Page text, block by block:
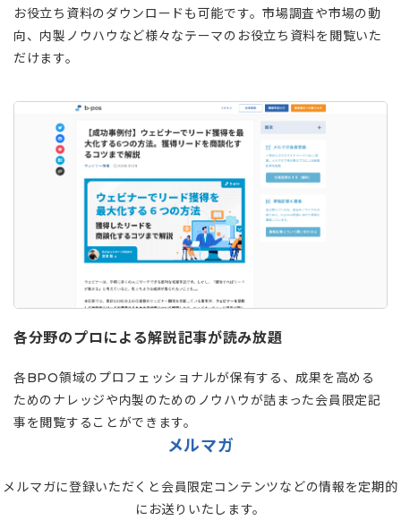
お役立ち資料のダウンロードも可能です。市場調査や市場の動
向、内製ノウハウなど様々なテーマのお役立ち資料を閲覧いた
だけます。
各分野のプロによる解説記事が読み放題
各BPO領域のプロフェッショナルが保有する、成果を高める
ためのナレッジや内製のためのノウハウが詰まった会員限定記
事を閲覧することができます。
メルマガ
メルマガに登録いただくと会員限定コンテンツなどの情報を定期的
にお送りいたします。